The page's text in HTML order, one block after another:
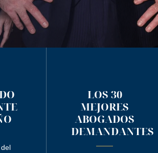
LOS 30
MEJORES
ABOGADOS
DEMANDANTES